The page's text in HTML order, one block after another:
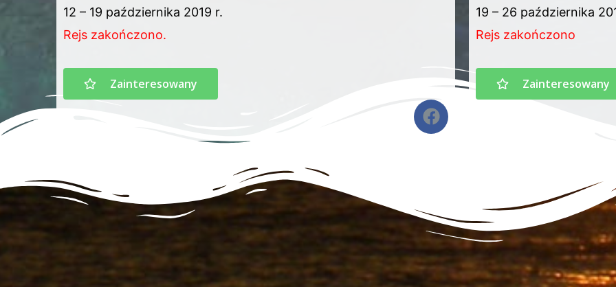
12 – 19 października 2019 r.
Rejs zakończono.
Zainteresowany
19 – 26 października
Rejs zakończono
Zainteresowany